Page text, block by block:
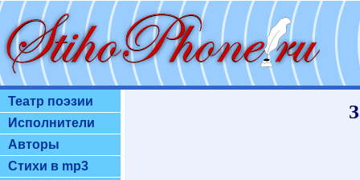
Театр поэзии
Исполнители
Авторы
Стихи в mp3